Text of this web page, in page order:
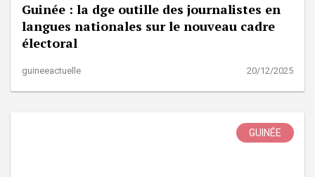
Guinée : la dge outille des journalistes en
langues nationales sur le nouveau cadre
électoral
guineeactuelle 20/12/2025
GUINÉE